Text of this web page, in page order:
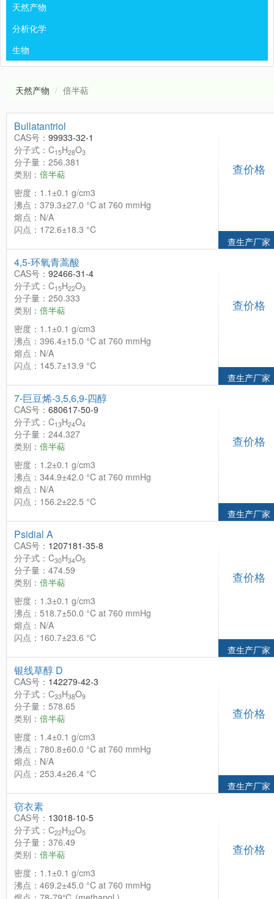
天然产物
分析化学
生物
天然产物 倍半萜
Bullatantriol
CAS号： 99933-32-1
分子式：C15H28O3
分子量：256.381
类别： 倍半萜
密度：1.1±0.1 g/cm3
沸点：379.3±27.0 °C at 760 mmHg
熔点：N/A
闪点：172.6±18.3 °C
查价格
查生产厂家
4,5-环氧青蒿酸
CAS号： 92466-31-4
分子式：C15H22O3
分子量：250.333
类别： 倍半萜
密度：1.1±0.1 g/cm3
沸点：396.4±15.0 °C at 760 mmHg
熔点：N/A
闪点：145.7±13.9 °C
查价格
查生产厂家
7-巨豆烯-3,5,6,9-四醇
CAS号： 680617-50-9
分子式：C13H24O4
分子量：244.327
类别： 倍半萜
密度：1.2±0.1 g/cm3
沸点：344.9±42.0 °C at 760 mmHg
熔点：N/A
闪点：156.2±22.5 °C
查价格
查生产厂家
Psidial A
CAS号： 1207181-35-8
分子式：C30H34O5
分子量：474.59
类别： 倍半萜
密度：1.3±0.1 g/cm3
沸点：518.7±50.0 °C at 760 mmHg
熔点：N/A
闪点：160.7±23.6 °C
查价格
查生产厂家
银线草醇 D
CAS号： 142279-42-3
分子式：C33H38O9
分子量：578.65
类别： 倍半萜
密度：1.4±0.1 g/cm3
沸点：780.8±60.0 °C at 760 mmHg
熔点：N/A
闪点：253.4±26.4 °C
查价格
查生产厂家
窃衣素
CAS号： 13018-10-5
分子式：C22H32O5
分子量：376.49
类别： 倍半萜
密度：1.1±0.1 g/cm3
沸点：469.2±45.0 °C at 760 mmHg
查价格